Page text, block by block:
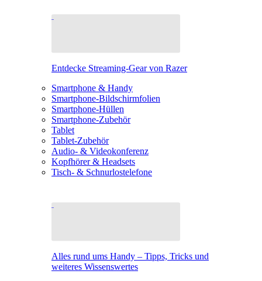
Entdecke Streaming-Gear von Razer
Smartphone & Handy
Smartphone-Bildschirmfolien
Smartphone-Hüllen
Smartphone-Zubehör
Tablet
Tablet-Zubehör
Audio- & Videokonferenz
Kopfhörer & Headsets
Tisch- & Schnurlostelefone
Alles rund ums Handy – Tipps, Tricks und
weiteres Wissenswertes